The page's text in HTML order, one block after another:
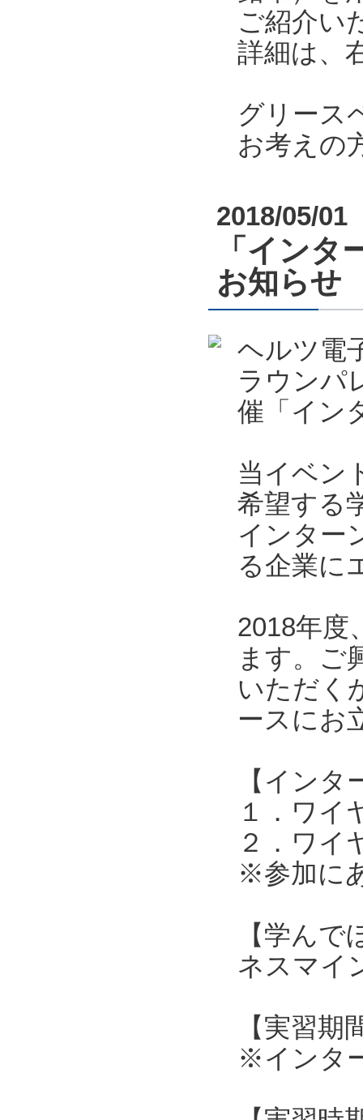
ご紹介い
詳細は、
グリース
お考えの
2018/05/01
「イン
お知らせ
ヘルツ電
ラウンパ
催「イン
当イベン
希望する
インター
る企業に
2018年度
ます。ご
いただく
ースにお
【イン
１．ワイ
２．ワイ
※参加に
【学ん
ネスマイ
【実習
※インタ